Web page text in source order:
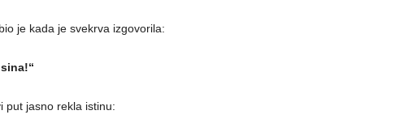
je kada je svekrva izgovorila:
put jasno rekla istinu: